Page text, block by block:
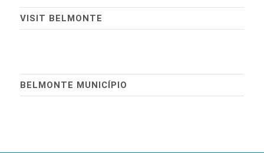
VISIT BELMONTE
BELMONTE MUNICÍPIO